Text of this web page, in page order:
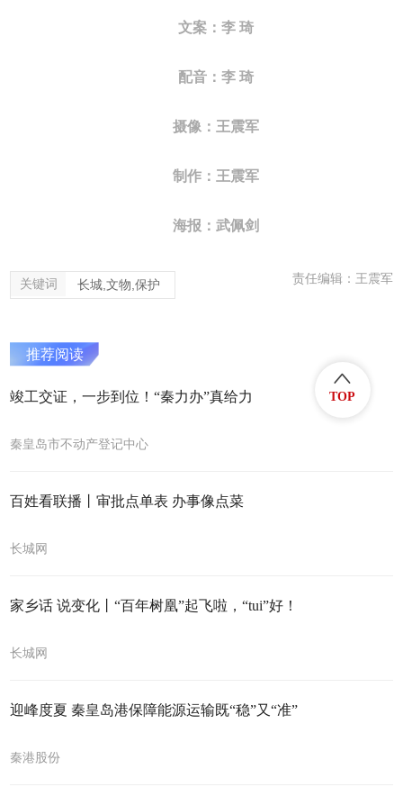
文案：李 琦
配音：李 琦
摄像：王震军
制作：王震军
海报：武佩剑
关键词 长城,文物,保护 责任编辑：王震军
推荐阅读
竣工交证，一步到位！“秦力办”真给力
秦皇岛市不动产登记中心
​百姓看联播丨审批点单表 办事像点菜
长城网
家乡话 说变化丨“百年树凰”起飞啦，“tui”好！
长城网
迎峰度夏 秦皇岛港保障能源运输既“稳”又“准”
秦港股份
TOP